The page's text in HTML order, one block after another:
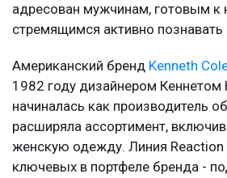
адресован мужчинам, готовым
стремящимся активно познавать
Американский бренд Kenneth
1982 году дизайнером
начиналась как производитель
расширяла ассортимент,
женскую одежду. Линия Reaction
ключевых в портфеле бренда -